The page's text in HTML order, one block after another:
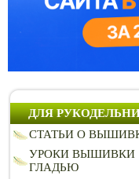
ДЛЯ
СТАТЬИ О
УРОКИ ВЫШИВКИ
ГЛАДЬЮ